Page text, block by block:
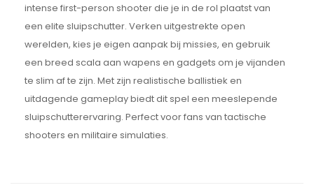
intense first-person shooter die je in de rol plaatst van
een elite sluipschutter. Verken uitgestrekte open
werelden, kies je eigen aanpak bij missies, en gebruik
een breed scala aan wapens en gadgets om je vijanden
te slim af te zijn. Met zijn realistische ballistiek en
uitdagende gameplay biedt dit spel een meeslepende
sluipschutterervaring. Perfect voor fans van tactische
shooters en militaire simulaties.